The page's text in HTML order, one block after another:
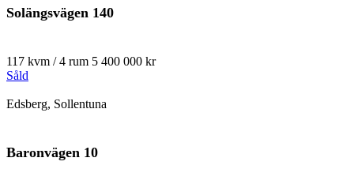
Solängsvägen 140
117 kvm / 4 rum 5 400 000 kr
Såld
Edsberg, Sollentuna
Baronvägen 10